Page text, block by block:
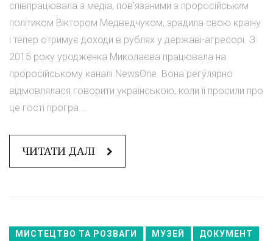
співпрацювала з медіа, пов'язаними з проросійським
політиком Віктором Медведчуком, зрадила свою країну
і тепер отримує доходи в рублях у державі-агресорі. З
2015 року уродженка Миколаєва працювала на
проросійському каналі NewsOne. Вона регулярно
відмовлялася говорити українською, коли її просили про
це гості програ...
ЧИТАТИ ДАЛІ
МИСТЕЦТВО ТА РОЗВАГИ МУЗЕЙ ДОКУМЕНТ